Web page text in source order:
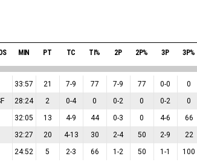
MIN PT TC TI% 2P 2P% 3P 3P%
33:57 21 7-9 77 7-9 77 0-0 0
28:24 2 0-4 0 0-2 0 0-2 0
32:05 13 4-9 44 0-3 0 4-6 66
32:27 20 4-13 30 2-4 50 2-9 22
24:52 5 2-3 66 1-2 50 1-1 100